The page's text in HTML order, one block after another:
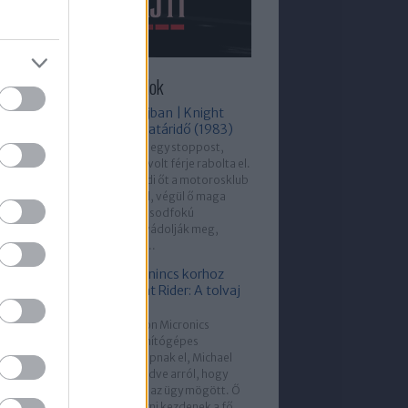
Helló, Pajti epizódok
Stoppos a bajban | Knight
Rider: Rövid határidő (1983)
Michael felvesz egy stoppost,
akinek a lányát volt férje rabolta el.
Amikor megvédi őt a motorosklub
néhány tagjától, végül ő maga
kerül bajba: másodfokú
gyilkossággal vádolják meg,
miközben a nő...
A videójáték nincs korhoz
kötve | Knight Rider: A tolvaj
Amikor a Deltron Micronics
vállalattól számítógépes
szoftvereket lopnak el, Michael
meg van győződve arról, hogy
belső ember áll az ügy mögött. Ő